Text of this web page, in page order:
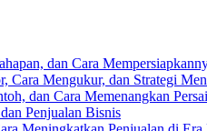
dan Cara
Cara Mengukur, dan Strategi
dan Cara Memenangkan
Penjualan Bisnis